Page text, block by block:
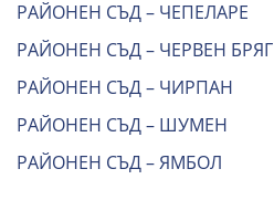
РАЙОНЕН СЪД – ЧЕПЕЛАРЕ
РАЙОНЕН СЪД – ЧЕРВЕН БРЯГ
РАЙОНЕН СЪД – ЧИРПАН
РАЙОНЕН СЪД – ШУМЕН
РАЙОНЕН СЪД – ЯМБОЛ